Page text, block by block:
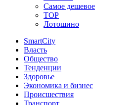
Самое дешевое
TOP
Лотошино
SmartCity
Власть
Общество
Тенденции
Здоровье
Экономика и бизнес
Происшествия
Транспорт